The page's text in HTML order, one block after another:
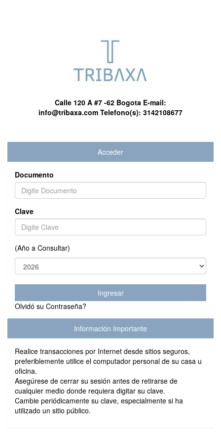
Calle 120 A #7 -62 BogotaE-mail:
info@tribaxa.comTelefono(s): 3142108677
Acceder
Documento
Clave
(Año a Consultar)
Ingresar
Olvidó su Contraseña?
Información Importante
Realice transacciones por Internet desde sitios seguros,
preferiblemente utilice el computador personal de su casa u
oficina.
Asegúrese de cerrar su sesión antes de retirarse de
cualquier medio donde requiera digitar su clave.
Cambie periódicamente su clave, especialmente si ha
utilizado un sitio público.